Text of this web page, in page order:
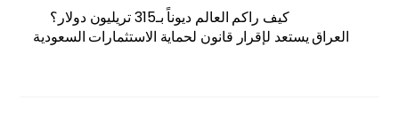
كيف راكم العالم ديوناً بـ315 تريليون دولار؟
العراق يستعد لإقرار قانون لحماية الاستثمارات السعودية